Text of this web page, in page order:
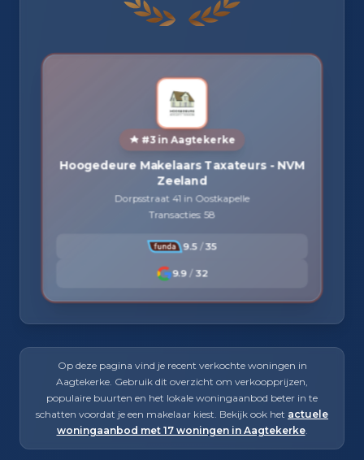
#3 in Aagtekerke
Hoogedeure Makelaars Taxateurs - NVM
Zeeland
Dorpsstraat 41 in Oostkapelle
Transacties: 58
9.5 / 35
9.9 / 32
Op deze pagina vind je recent verkochte woningen in
Aagtekerke. Gebruik dit overzicht om verkoopprijzen,
populaire buurten en het lokale woningaanbod beter in te
schatten voordat je een makelaar kiest. Bekijk ook het actuele
woningaanbod met 17 woningen in Aagtekerke.